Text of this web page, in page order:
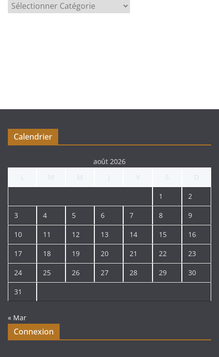
Calendrier
août 2026
1 2
3 4 5 6 7 8 9
10 11 12 13 14 15 16
17 18 19 20 21 22 23
24 25 26 27 28 29 30
31
« Mar
Connexion